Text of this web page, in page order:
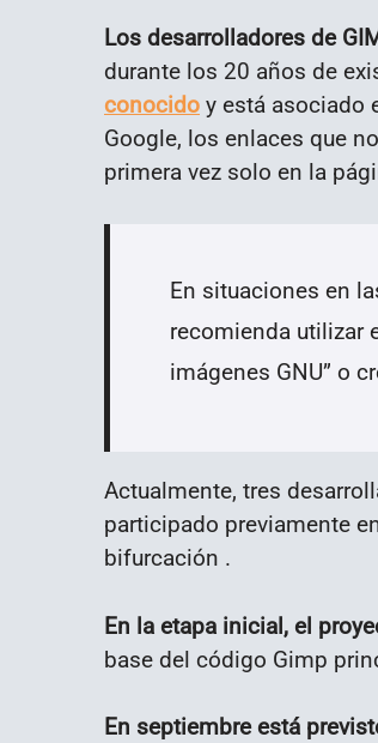
Los desarrolladores de
durante los 20 años de
conocido y está asociado
Google, los enlaces que
primera vez solo en la
En situaciones en
recomienda utilizar
imágenes GNU” o
Actualmente, tres
participado previamente
bifurcación .
En la etapa inicial, el
base del código Gimp
En septiembre está